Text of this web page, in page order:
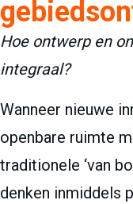
Hoe ontwerp en
integraal?
Wanneer nieuwe
openbare ruimte
traditionele ‘van
denken inmiddels